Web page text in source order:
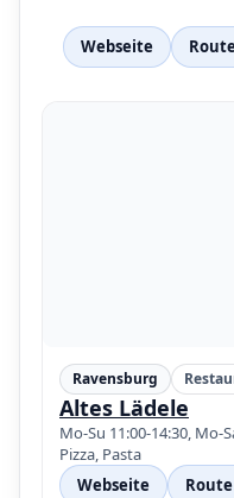
Webseite
Ravensburg
Altes Lädele
Mo-Su 11:00-14:30, Mo-
Pizza, Pasta
Webseite